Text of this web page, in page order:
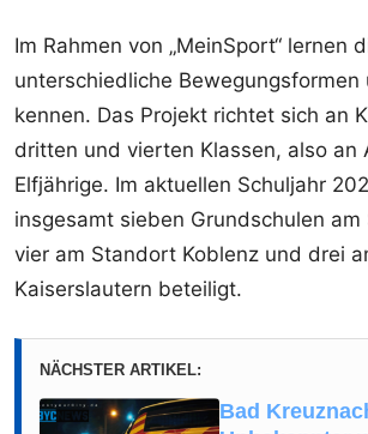
Im Rahmen von „MeinSport“ lernen
unterschiedliche
kennen. Das Projekt richtet sich an
dritten und vierten Klassen, also an
Elfjährige. Im aktuellen Schuljahr
insgesamt sieben Grundschulen
vier am Standort Koblenz und drei
Kaiserslautern beteiligt.
NÄCHSTER ARTIKEL:
Bad